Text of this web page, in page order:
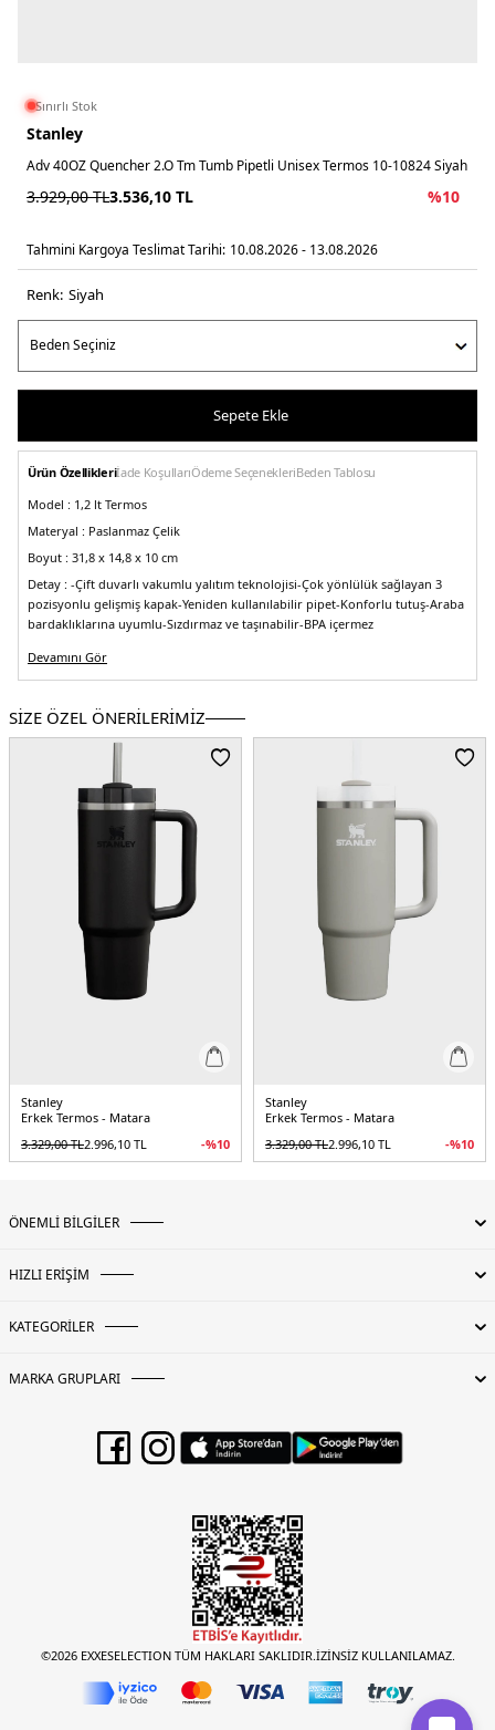
Sınırlı Stok
Stanley
Adv 40OZ Quencher 2.O Tm Tumb Pipetli Unisex Termos 10-10824 Siyah
3.929,00TL3.536,10 TL %10
Tahmini Kargoya Teslimat Tarihi: 10.08.2026 - 13.08.2026
Renk: siyah
Sepete Ekle
Ürün Özellikleriİade KoşullarıÖdeme SeçenekleriBeden Tablosu
Model : 1,2 lt Termos
Materyal : Paslanmaz Çelik
Boyut : 31,8 x 14,8 x 10 cm
Detay : -Çift duvarlı vakumlu yalıtım teknolojisi-Çok yönlülük sağlayan 3
pozisyonlu gelişmiş kapak-Yeniden kullanılabilir pipet-Konforlu tutuş-Araba
bardaklıklarına uyumlu-Sızdırmaz ve taşınabilir-BPA içermez
Üretim Yeri :
Devamını Gör
SİZE ÖZEL ÖNERİLERİMİZ
Stanley
Erkek Termos - Matara
3.329,00TL2.996,10 TL -%10
Stanley
Erkek Termos - Matara
3.329,00TL2.996,10 TL -%10
ÖNEMLİ BİLGİLER
HIZLI ERİŞİM
KATEGORİLER
MARKA GRUPLARI
©2026 EXXESELECTION TÜM HAKLARI SAKLIDIR.İZİNSİZ KULLANILAMAZ.